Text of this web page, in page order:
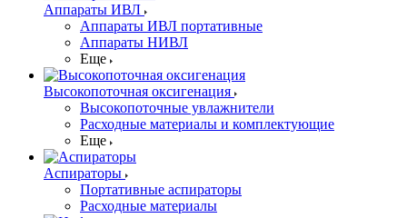
Аппараты ИВЛ
Аппараты ИВЛ портативные
Аппараты НИВЛ
Еще
Высокопоточная оксигенация
Высокопоточные увлажнители
Расходные материалы и комплектующие
Еще
Аспираторы
Портативные аспираторы
Расходные материалы